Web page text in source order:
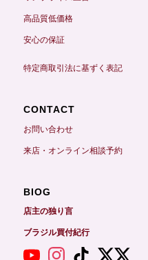
高品質低価格
安心の保証
特定商取引法に基ずく表記
CONTACT
お問い合わせ
来店・オンライン相談予約
BIOG
店主の独り言
ブラジル買付紀行